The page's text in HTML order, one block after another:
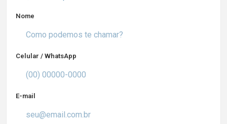
Nome
Celular / WhatsApp
E-mail